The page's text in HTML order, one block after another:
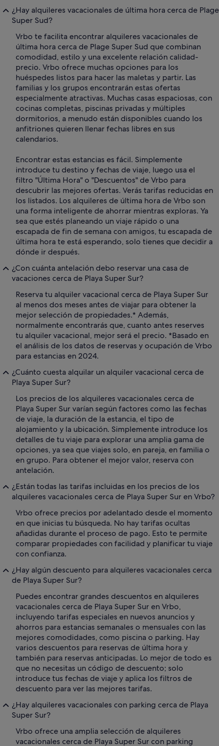
¿Hay alquileres vacacionales de última hora cerca de Plage
Super Sud?
Vrbo te facilita encontrar alquileres vacacionales de
última hora cerca de Plage Super Sud que combinan
comodidad, estilo y una excelente relación calidad-
precio. Vrbo ofrece muchas opciones para los
huéspedes listos para hacer las maletas y partir. Las
familias y los grupos encontrarán estas ofertas
especialmente atractivas. Muchas casas espaciosas, con
cocinas completas, piscinas privadas y múltiples
dormitorios, a menudo están disponibles cuando los
anfitriones quieren llenar fechas libres en sus
calendarios.
Encontrar estas estancias es fácil. Simplemente
introduce tu destino y fechas de viaje, luego usa el
filtro "Última Hora" o "Descuentos" de Vrbo para
descubrir las mejores ofertas. Verás tarifas reducidas en
los listados. Los alquileres de última hora de Vrbo son
una forma inteligente de ahorrar mientras exploras. Ya
sea que estés planeando un viaje rápido o una
escapada de fin de semana con amigos, tu escapada de
última hora te está esperando, solo tienes que decidir a
dónde ir después.
¿Con cuánta antelación debo reservar una casa de
vacaciones cerca de Playa Super Sur?
Reserva tu alquiler vacacional cerca de Playa Super Sur
al menos dos meses antes de viajar para obtener la
mejor selección de propiedades.* Además,
normalmente encontrarás que, cuanto antes reserves
tu alquiler vacacional, mejor será el precio. *Basado en
el análisis de los datos de reservas y ocupación de Vrbo
para estancias en 2024.
¿Cuánto cuesta alquilar un alquiler vacacional cerca de
Playa Super Sur?
Los precios de los alquileres vacacionales cerca de
Playa Super Sur varían según factores como las fechas
de viaje, la duración de la estancia, el tipo de
alojamiento y la ubicación. Simplemente introduce los
detalles de tu viaje para explorar una amplia gama de
opciones, ya sea que viajes solo, en pareja, en familia o
en grupo. Para obtener el mejor valor, reserva con
antelación.
¿Están todas las tarifas incluidas en los precios de los
alquileres vacacionales cerca de Playa Super Sur en Vrbo?
Vrbo ofrece precios por adelantado desde el momento
en que inicias tu búsqueda. No hay tarifas ocultas
añadidas durante el proceso de pago. Esto te permite
comparar propiedades con facilidad y planificar tu viaje
con confianza.
¿Hay algún descuento para alquileres vacacionales cerca
de Playa Super Sur?
Puedes encontrar grandes descuentos en alquileres
vacacionales cerca de Playa Super Sur en Vrbo,
incluyendo tarifas especiales en nuevos anuncios y
ahorros para estancias semanales o mensuales con las
mejores comodidades, como piscina o parking. Hay
varios descuentos para reservas de última hora y
también para reservas anticipadas. Lo mejor de todo es
que no necesitas un código de descuento; solo
introduce tus fechas de viaje y aplica los filtros de
descuento para ver las mejores tarifas.
¿Hay alquileres vacacionales con parking cerca de Playa
Super Sur?
Vrbo ofrece una amplia selección de alquileres
vacacionales cerca de Playa Super Sur con parking